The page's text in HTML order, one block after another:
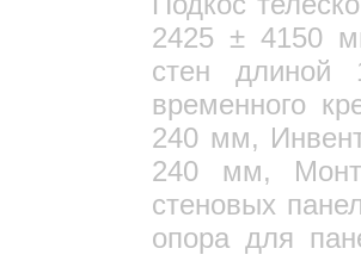
2425 ± 4150
стен
временного
240 мм,
240 мм,
стеновых
опора для